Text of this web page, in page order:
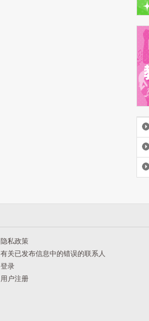
隐私政策
有关已发布信息中的错误的联系人
登录
用户注册